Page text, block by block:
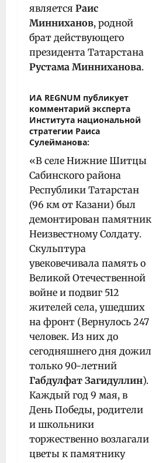
является Раис
Минниханов, родной
брат действующего
президента Татарстана
Рустама Минниханова.
ИА REGNUM публикует
комментарий эксперта
Института национальной
стратегии Раиса
Сулейманова:
«В селе Нижние Шитцы
Сабинского района
Республики Татарстан
(96 км от Казани) был
демонтирован памятник
Неизвестному Солдату.
Скульптура
увековечивала память о
Великой Отечественной
войне и подвиг 512
жителей села, ушедших
на фронт (Вернулось 247
человек. Из них до
сегодняшнего дня дожил
только 90-летний
Габдулфат Загидуллин).
Каждый год 9 мая, в
День Победы, родители
и школьники
торжественно возлагали
цветы к памятнику